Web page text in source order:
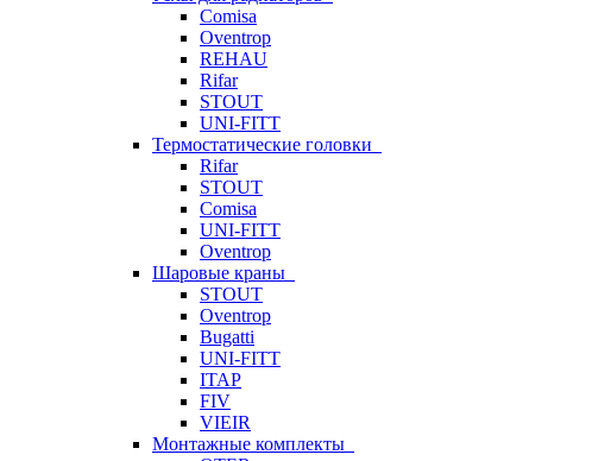
Comisa
Oventrop
REHAU
Rifar
STOUT
UNI-FITT
Термостатические головки
Rifar
STOUT
Comisa
UNI-FITT
Oventrop
Шаровые краны
STOUT
Oventrop
Bugatti
UNI-FITT
ITAP
FIV
VIEIR
Монтажные комплекты